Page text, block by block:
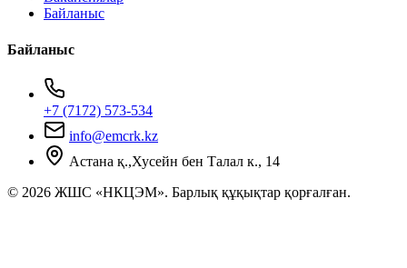
Байланыс
Байланыс
+7 (7172) 573-534
info@emcrk.kz
Астана қ.,Хусейн бен Талал к., 14
© 2026 ЖШС «НКЦЭМ». Барлық құқықтар қорғалған.